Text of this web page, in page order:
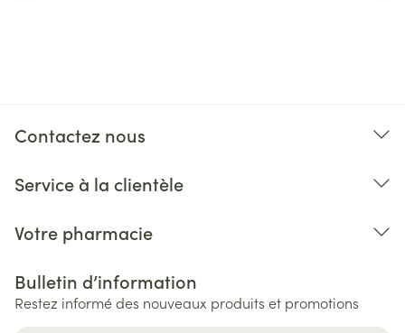
Contactez nous
Service à la clientèle
Votre pharmacie
Bulletin d’information
Restez informé des nouveaux produits et promotions